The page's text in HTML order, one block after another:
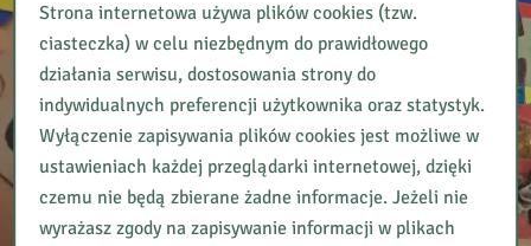
Strona internetowa używa plików cookies (tzw.
ciasteczka) w celu niezbędnym do prawidłowego
działania serwisu, dostosowania strony do
indywidualnych preferencji użytkownika oraz statystyk.
Wyłączenie zapisywania plików cookies jest możliwe w
ustawieniach każdej przeglądarki internetowej, dzięki
czemu nie będą zbierane żadne informacje. Jeżeli nie
wyrażasz zgody na zapisywanie informacji w plikach